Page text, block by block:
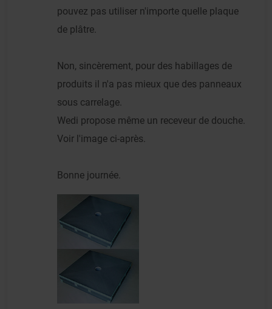
pouvez pas utiliser n'importe quelle plaque
de plâtre.
Non, sincèrement, pour des habillages de
produits il n'a pas mieux que des panneaux
sous carrelage.
Wedi propose même un receveur de douche.
Voir l'image ci-après.
Bonne journée.